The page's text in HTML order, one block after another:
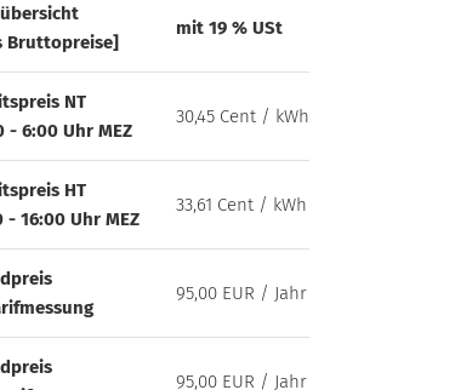
Bruttopreise]
mit 19 % USt
NT
- 6:00 Uhr MEZ
30,45 Cent / kWh
HT
- 16:00 Uhr MEZ
33,61 Cent / kWh
95,00 EUR / Jahr
95,00 EUR / Jahr